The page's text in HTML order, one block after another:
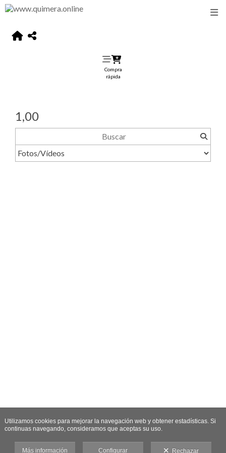
Compra
rápida
1,00
Utilizamos cookies para mejorar la navegación web y obtener estadísticas. Si
continuas navegando, consideramos que aceptas su uso.
Más información Configurar Rechazar